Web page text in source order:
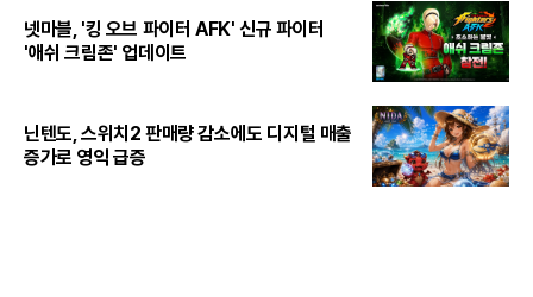
넷마블, '킹 오브 파이터 AFK' 신규 파이터
'애쉬 크림존' 업데이트
닌텐도, 스위치2 판매량 감소에도 디지털 매출
증가로 영익 급증